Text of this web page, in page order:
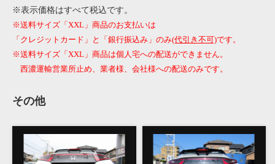
※表示価格はすべて税込です。
※送料サイズ「XXL」商品のお支払いは
「クレジットカード」と「銀行振込み」のみ(代引き不可)です。
※送料サイズ「XXL」商品は個人宅への配送ができません。
西濃運輸営業所止め、業者様、会社様への配送のみです。
その他